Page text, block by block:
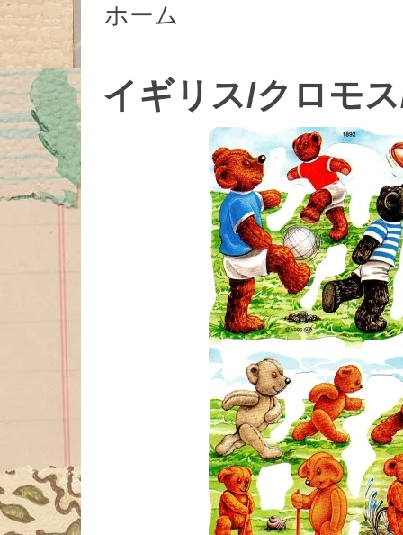
ホーム
イギリス/クロモ